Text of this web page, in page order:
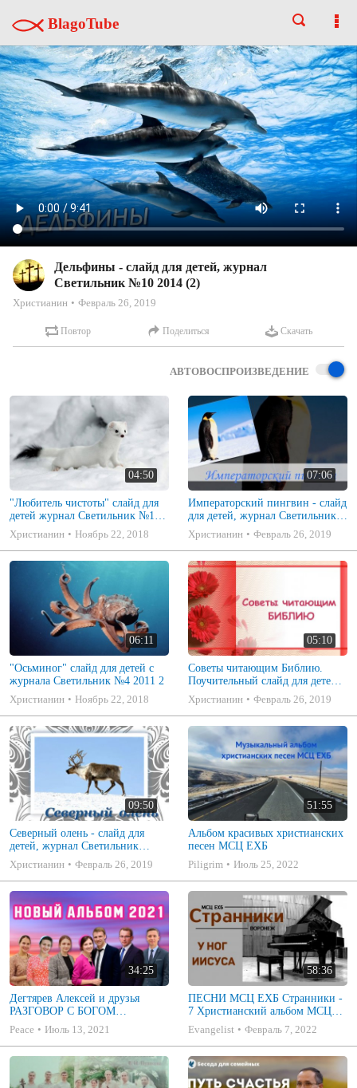
BlagoTube
Дельфины - слайд для детей, журнал
Светильник №10 2014 (2)
Христианин Февраль 26, 2019
Повтор Поделиться Скачать
АВТОВОСПРОИЗВЕДЕНИЕ
04:50
"Любитель чистоты" слайд для
детей журнал Светильник №15
2017 г №1 (МСЦ ЕХБ) слушать
онлайн
Христианин Ноябрь 22, 2018
07:06
Императорский пингвин - слайд
для детей, журнал Светильник
№2(6)2012
Христианин Февраль 26, 2019
06:11
"Осьминог" слайд для детей с
журнала Светильник №4 2011 2
Христианин
Ноябрь 22, 2018
05:10
Советы читающим Библию.
Поучительный слайд для детей и
подростков, журнал Светильник
№8 2013 (2)
Христианин Февраль 26, 2019
09:50
Северный олень - слайд для
детей, журнал Светильник
№1,2010
Христианин Февраль 26, 2019
51:55
Альбом красивых христианских
песен МСЦ ЕХБ
Piligrim
Июль 25, 2022
34:25
Дегтярев Алексей и друзья
РАЗГОВОР С БОГОМ
Христианские песни МСЦ ЕХБ
2021 (7я)
Peace Июль 13, 2021
58:36
ПЕСНИ МСЦ ЕХБ Странники -
7 Христианский альбом МСЦ
ЕХБ
Evangelist Февраль 7, 2022